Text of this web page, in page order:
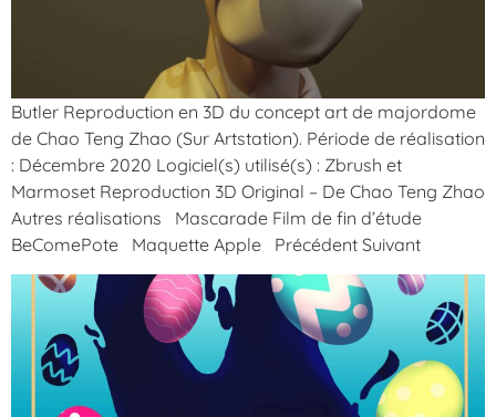
Butler Reproduction en 3D du concept art de majordome
de Chao Teng Zhao (Sur Artstation). Période de réalisation
: Décembre 2020 Logiciel(s) utilisé(s) : Zbrush et
Marmoset Reproduction 3D Original – De Chao Teng Zhao
Autres réalisations Mascarade Film de fin d’étude
BeComePote Maquette Apple Précédent Suivant